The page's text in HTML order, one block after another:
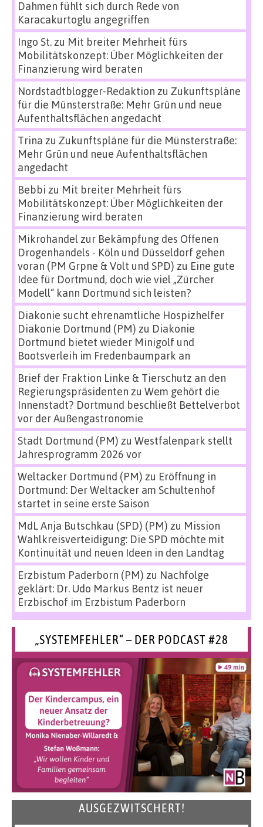
Dahmen fühlt sich durch Rede von
Karacakurtoglu angegriffen
Ingo St.zu Mit breiter Mehrheit fürs
Mobilitätskonzept: Über Möglichkeiten der
Finanzierung wird beraten
Nordstadtblogger-Redaktion zu Zukunftspläne
für die Münsterstraße: Mehr Grün und neue
Aufenthaltsflächen angedacht
Trina zu Zukunftspläne für die Münsterstraße:
Mehr Grün und neue Aufenthaltsflächen
angedacht
Bebbi zu Mit breiter Mehrheit fürs
Mobilitätskonzept: Über Möglichkeiten der
Finanzierung wird beraten
Mikrohandel zur Bekämpfung des Offenen
Drogenhandels - Köln und Düsseldorf gehen
voran (PM Grpne & Volt und SPD) zu Eine gute
Idee für Dortmund, doch wie viel „Zürcher
Modell“ kann Dortmund sich leisten?
Diakonie sucht ehrenamtliche Hospizhelfer
Diakonie Dortmund (PM) zu Diakonie
Dortmund bietet wieder Minigolf und
Bootsverleih im Fredenbaumpark an
Brief der Fraktion Linke & Tierschutz an den
Regierungspräsidenten zu Wem gehört die
Innenstadt? Dortmund beschließt Bettelverbot
vor der Außengastronomie
Stadt Dortmund (PM) zu Westfalenpark stellt
Jahresprogramm 2026 vor
Weltacker Dortmund (PM) zu Eröffnung in
Dortmund: Der Weltacker am Schultenhof
startet in seine erste Saison
MdL Anja Butschkau (SPD) (PM) zu Mission
Wahlkreisverteidigung: Die SPD möchte mit
Kontinuität und neuen Ideen in den Landtag
Erzbistum Paderborn (PM) zu Nachfolge
geklärt: Dr. Udo Markus Bentz ist neuer
Erzbischof im Erzbistum Paderborn
„SYSTEMFEHLER“ – DER PODCAST #28
AUSGEZWITSCHERT!